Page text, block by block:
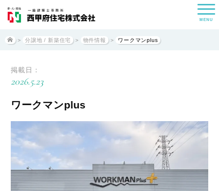
MENU
> 分譲地 / 新築住宅 > 物件情報 > ワークマンplus
掲載日：
2026.5.23
ワークマンplus